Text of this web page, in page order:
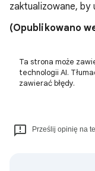
zaktualizowane, by
(Opublikowano
Ta strona może
technologii AI.
zawierać błędy.
Prześlij opinię na